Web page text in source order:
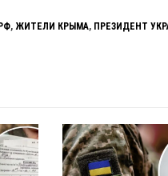
, ЖИТЕЛИ КРЫМА, ПРЕЗИДЕНТ